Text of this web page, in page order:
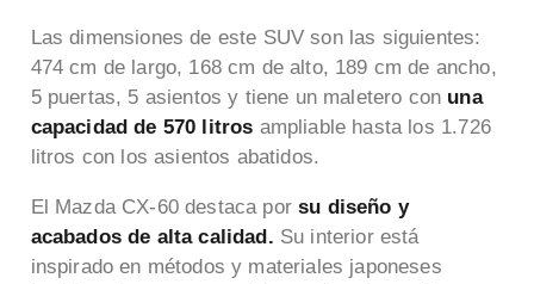
Las dimensiones de este SUV son las siguientes:
474 cm de largo, 168 cm de alto, 189 cm de ancho,
5 puertas, 5 asientos y tiene un maletero con una
capacidad de 570 litros ampliable hasta los 1.726
litros con los asientos abatidos.
El Mazda CX-60 destaca porsu diseño y
acabados de alta calidad. Su interior está
inspirado en métodos y materiales japoneses